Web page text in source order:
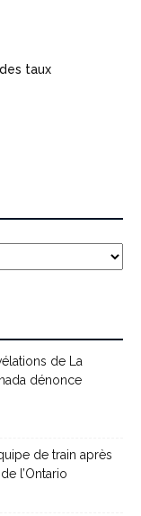
taux
de La
dénonce
de train après
l’Ontario